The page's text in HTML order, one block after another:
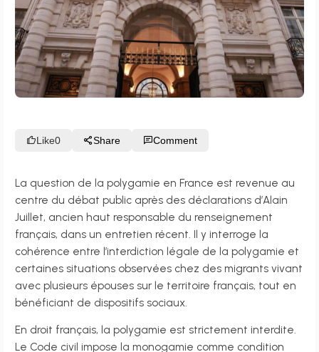
Like0 Share Comment
La question de la polygamie en France est revenue au
centre du débat public après des déclarations d’Alain
Juillet, ancien haut responsable du renseignement
français, dans un entretien récent. Il y interroge la
cohérence entre l’interdiction légale de la polygamie et
certaines situations observées chez des migrants vivant
avec plusieurs épouses sur le territoire français, tout en
bénéficiant de dispositifs sociaux.
En droit français, la polygamie est strictement interdite.
Le Code civil impose la monogamie comme condition